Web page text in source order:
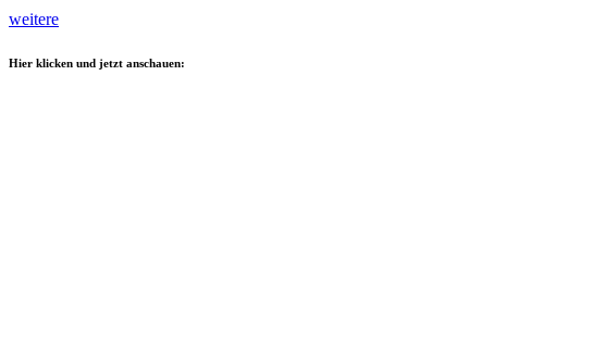
weitere
Hier klicken und jetzt anschauen: